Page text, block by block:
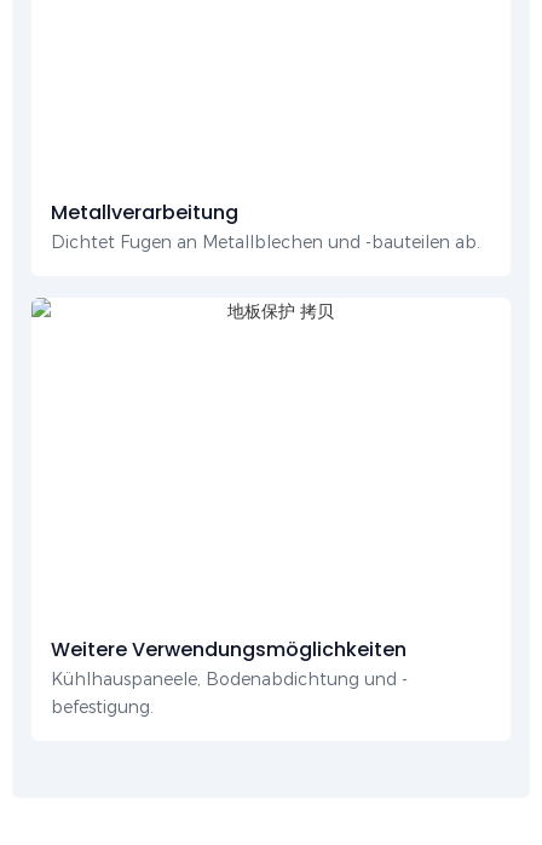
Metallverarbeitung
Dichtet Fugen an Metallblechen und -bauteilen ab.
Weitere Verwendungsmöglichkeiten
Kühlhauspaneele, Bodenabdichtung und -
befestigung.